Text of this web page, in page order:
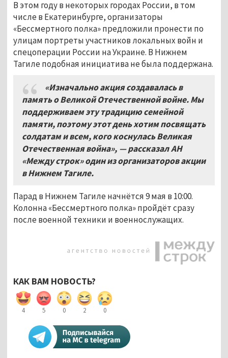
В этом году в некоторых городах России, в том
числе в Екатеринбурге, организаторы
«Бессмертного полка» предложили пронести по
улицам портреты участников локальных войн и
спецоперации России на Украине. В Нижнем
Тагиле подобная инициатива не была поддержана.
«Изначально акция создавалась в
память о Великой Отечественной войне. Мы
поддерживаем эту традицию семейной
памяти, поэтому этот день хотим посвящать
солдатам и всем, кого коснулась Великая
Отечественная война», — рассказал АН
«Между строк» один из организаторов акции
в Нижнем Тагиле.
Парад в Нижнем Тагиле начнётся 9 мая в 10:00.
Колонна «Бессмертного полка» пройдёт сразу
после военной техники и военнослужащих.
КАК ВАМ НОВОСТЬ?
4 5 0 2 0